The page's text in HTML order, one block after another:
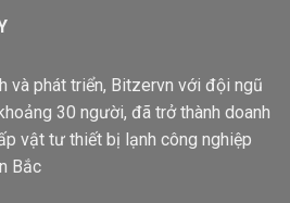
và phát triển, Bitzervn với đội ngũ
30 người, đã trở thành doanh
vật tư thiết bị lạnh công nghiệp
Bắc